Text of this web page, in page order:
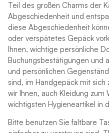
Teil des großen Charms der
Abgeschiedenheit und
diese Abgeschiedenheit
oder verspätetes Gepäck
Ihnen, wichtige persönliche
Buchungsbestätigungen und
und persönlichen
sind, im Handgepäck mit
wir Ihnen, auch Kleidung zum
wichtigsten Hygieneartikel in
Bitte benutzen Sie faltbare